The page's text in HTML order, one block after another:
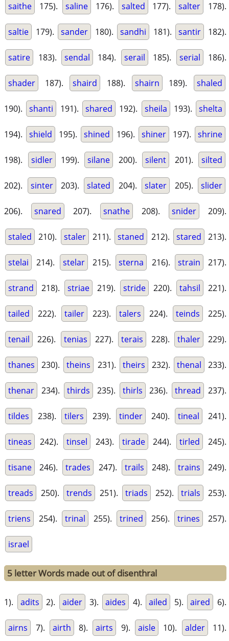
saithe 175). saline 176). salted 177). salter 178).
saltie 179). sander 180). sandhi 181). santir 182).
satire 183). sendal 184). serail 185). serial 186).
shader 187). shaird 188). shairn 189). shaled
190). shanti 191). shared 192). sheila 193). shelta
194). shield 195). shined 196). shiner 197). shrine
198). sidler 199). silane 200). silent 201). silted
202). sinter 203). slated 204). slater 205). slider
206). snared 207). snathe 208). snider 209).
staled 210). staler 211). staned 212). stared 213).
stelai 214). stelar 215). sterna 216). strain 217).
strand 218). striae 219). stride 220). tahsil 221).
tailed 222). tailer 223). talers 224). teinds 225).
tenail 226). tenias 227). terais 228). thaler 229).
thanes 230). theins 231). theirs 232). thenal 233).
thenar 234). thirds 235). thirls 236). thread 237).
tildes 238). tilers 239). tinder 240). tineal 241).
tineas 242). tinsel 243). tirade 244). tirled 245).
tisane 246). trades 247). trails 248). trains 249).
treads 250). trends 251). triads 252). trials 253).
triens 254). trinal 255). trined 256). trines 257).
israel
5 letter Words made out of disenthral
1). adits 2). aider 3). aides 4). ailed 5). aired 6).
airns 7). airth 8). airts 9). aisle 10). alder 11).